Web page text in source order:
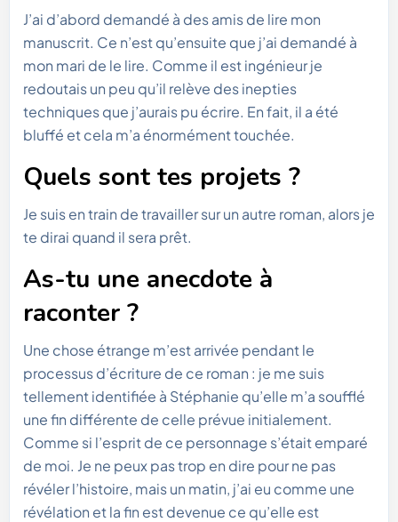
J’ai d’abord demandé à des amis de lire mon
manuscrit. Ce n’est qu’ensuite que j’ai demandé à
mon mari de le lire. Comme il est ingénieur je
redoutais un peu qu’il relève des inepties
techniques que j’aurais pu écrire. En fait, il a été
bluffé et cela m’a énormément touchée.
Quels sont tes projets ?
Je suis en train de travailler sur un autre roman, alors je
te dirai quand il sera prêt.
As-tu une anecdote à
raconter ?
Une chose étrange m’est arrivée pendant le
processus d’écriture de ce roman : je me suis
tellement identifiée à Stéphanie qu’elle m’a soufflé
une fin différente de celle prévue initialement.
Comme si l’esprit de ce personnage s’était emparé
de moi. Je ne peux pas trop en dire pour ne pas
révéler l’histoire, mais un matin, j’ai eu comme une
révélation et la fin est devenue ce qu’elle est